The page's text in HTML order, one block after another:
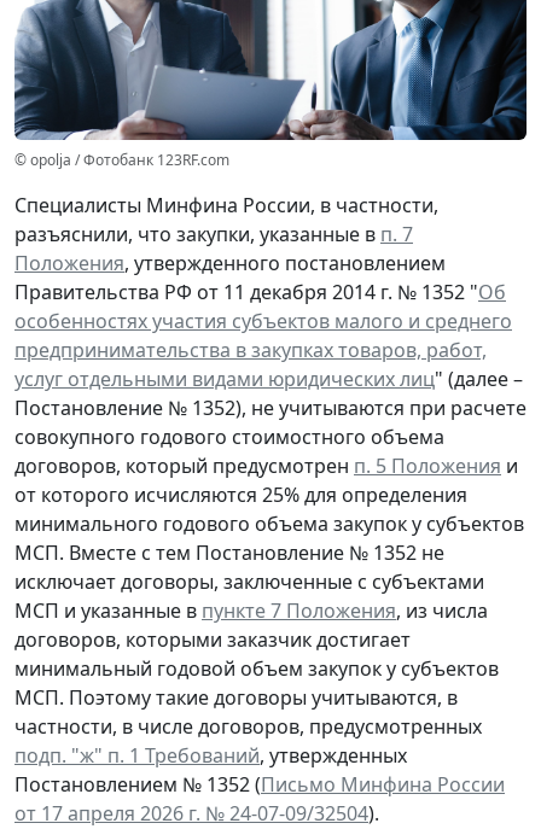
© opolja / Фотобанк 123RF.com
Специалисты Минфина России, в частности,
разъяснили, что закупки, указанные в п. 7
Положения, утвержденного постановлением
Правительства РФ от 11 декабря 2014 г. № 1352 "Об
особенностях участия субъектов малого и среднего
предпринимательства в закупках товаров, работ,
услуг отдельными видами юридических лиц" (далее –
Постановление № 1352), не учитываются при расчете
совокупного годового стоимостного объема
договоров, который предусмотрен п. 5 Положения и
от которого исчисляются 25% для определения
минимального годового объема закупок у субъектов
МСП. Вместе с тем Постановление № 1352 не
исключает договоры, заключенные с субъектами
МСП и указанные в пункте 7 Положения, из числа
договоров, которыми заказчик достигает
минимальный годовой объем закупок у субъектов
МСП. Поэтому такие договоры учитываются, в
частности, в числе договоров, предусмотренных
подп. "ж" п. 1 Требований, утвержденных
Постановлением № 1352 (Письмо Минфина России
от 17 апреля 2026 г. № 24-07-09/32504).